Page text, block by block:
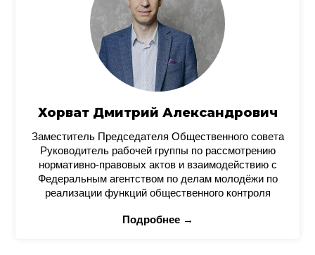
Хорват Дмитрий Александрович
Заместитель Председателя Общественного совета
Руководитель рабочей группы по рассмотрению
нормативно-правовых актов и взаимодействию с
Федеральным агентством по делам молодёжи по
реализации функций общественного контроля
Подробнее →